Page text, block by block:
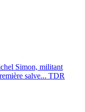
Simon, militant
salve... TDR